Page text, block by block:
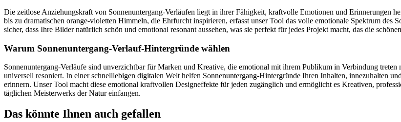
Die zeitlose Anziehungskraft von Sonnenuntergang-Verläufen liegt in ihrer Fähigkeit, kraftvolle Emotionen und Erinnerungen
bis zu dramatischen orange-violetten Himmeln, die Ehrfurcht inspirieren, erfasst unser Tool das volle emotionale Spektrum des
sicher, dass Ihre Bilder natürlich schön und emotional resonant aussehen, was sie perfekt für jedes Projekt macht, das die
Warum Sonnenuntergang-Verlauf-Hintergründe wählen
Sonnenuntergang-Verläufe sind unverzichtbar für Marken und Kreative, die emotional mit ihrem Publikum in Verbindung
universell resoniert. In einer schnelllebigen digitalen Welt helfen Sonnenuntergang-Hintergründe Ihren Inhalten, innezuhalten
erinnern. Unser Tool macht diese emotional kraftvollen Designeffekte für jeden zugänglich und ermöglicht es Kreativen,
täglichen Meisterwerks der Natur einfangen.
Das könnte Ihnen auch gefallen